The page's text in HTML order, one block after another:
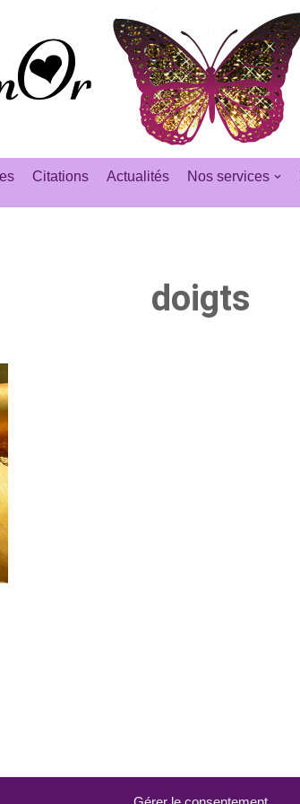
Citations Actualités Nos services
doigts